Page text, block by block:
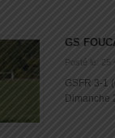
GS
Posté le: 25
GSFR 3-1
Dimanche